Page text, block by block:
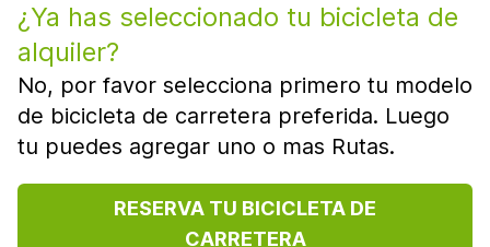
¿Ya has seleccionado tu bicicleta de
alquiler?
No, por favor selecciona primero tu modelo
de bicicleta de carretera preferida. Luego
tu puedes agregar uno o mas Rutas.
RESERVA TU BICICLETA DE
CARRETERA